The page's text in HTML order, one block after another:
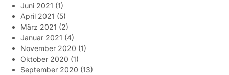
Juni 2021 (1)
April 2021 (5)
März 2021 (2)
Januar 2021 (4)
November 2020 (1)
Oktober 2020 (1)
September 2020 (13)